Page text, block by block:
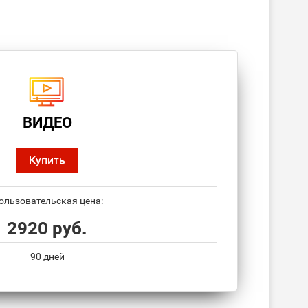
ВИДЕО
Купить
цена:
2920 руб.
90 дней